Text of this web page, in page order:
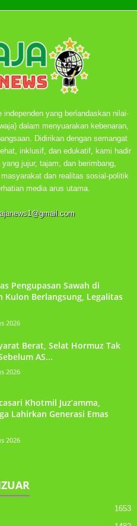
yang berlandaskan nilai-
dalam menyuarakan kebenaran,
Didirikan dengan semangat
inklusif, dan edukatif, kami hadir
jujur, tajam, dan berimbang,
dan realitas sosial-politik
media arus utama.
Pengupasan Sawah di
Kulon Berlangsung, Legalitas
2026
Berat, Selat Hormuz Tak
AS...
2026
Khotmil Juz’amma,
Lahirkan Generasi Emas
2026
1653